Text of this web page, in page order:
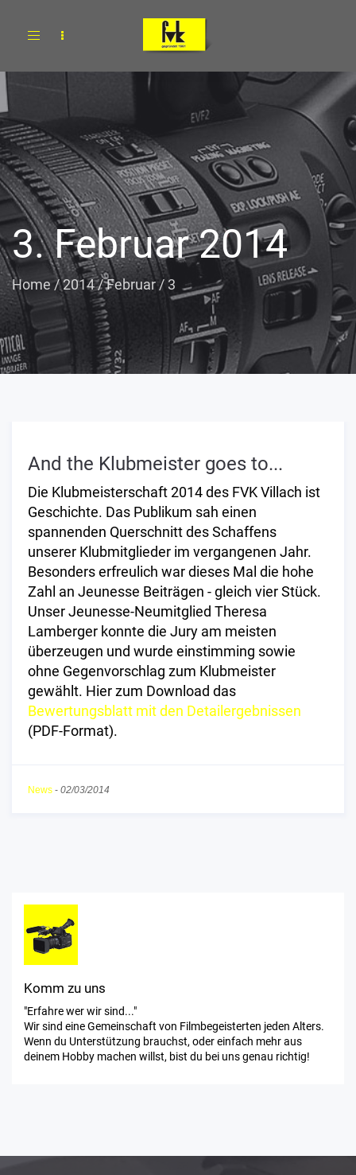
Toggle
3. Februar 2014
Home/2014/Februar/ 3
And the Klubmeister goes to...
Die Klubmeisterschaft 2014 des FVK Villach ist
Geschichte. Das Publikum sah einen
spannenden Querschnitt des Schaffens
unserer Klubmitglieder im vergangenen Jahr.
Besonders erfreulich war dieses Mal die hohe
Zahl an Jeunesse Beiträgen - gleich vier Stück.
Unser Jeunesse-Neumitglied Theresa
Lamberger konnte die Jury am meisten
überzeugen und wurde einstimming sowie
ohne Gegenvorschlag zum Klubmeister
gewählt. Hier zum Download das
Bewertungsblatt mit den Detailergebnissen
(PDF-Format).
News - 02/03/2014
Komm zu uns
"Erfahre wer wir sind..."
Wir sind eine Gemeinschaft von Filmbegeisterten jeden Alters.
Wenn du Unterstützung brauchst, oder einfach mehr aus
deinem Hobby machen willst, bist du bei uns genau richtig!